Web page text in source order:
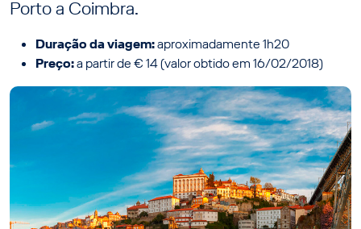
Porto a Coimbra.
Duração da viagem:aproximadamente 1h20
Preço:a partir de € 14 (valor obtido em 16/02/2018)